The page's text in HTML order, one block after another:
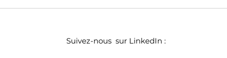
12/05/2026
Suivez-nous sur LinkedIn :